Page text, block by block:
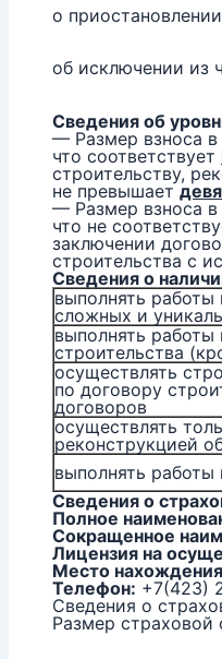
о
об исключении из
Сведения об
— Размер взноса
что соответствует
строительству,
не превышает
— Размер взноса в
что не
заключении
строительства с
Сведения о
выполнять работы
сложных и
выполнять
строительства
осуществлять
по договору
договоров
осуществлять
реконструкцией
выполнять работы
Сведения о
Полное
Сокращенное
Лицензия на
Место
Телефон: +7(423)
Сведения о
Размер